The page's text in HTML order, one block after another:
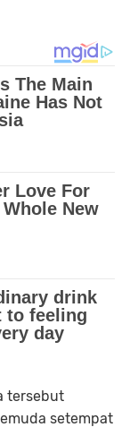
tersebut
setempat